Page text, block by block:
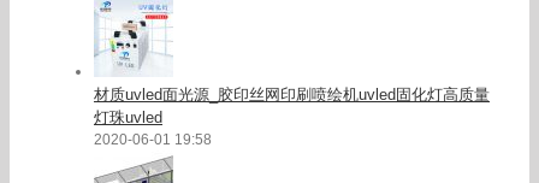
材质uvled面光源_胶印丝网印刷喷绘机uvled固化灯高质量
灯珠uvled
2020-06-01 19:58